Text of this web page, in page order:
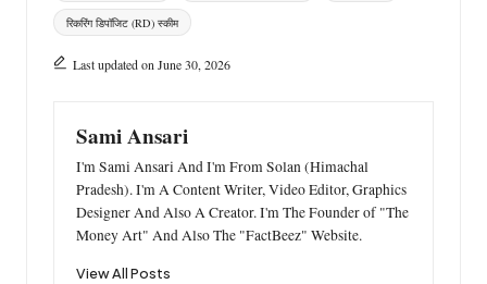
रिकरिंग डिपॉजिट (RD) स्कीम
Last updated on June 30, 2026
Sami Ansari
I'm Sami Ansari And I'm From Solan (Himachal
Pradesh). I'm A Content Writer, Video Editor, Graphics
Designer And Also A Creator. I'm The Founder of "The
Money Art" And Also The "FactBeez" Website.
View All Posts